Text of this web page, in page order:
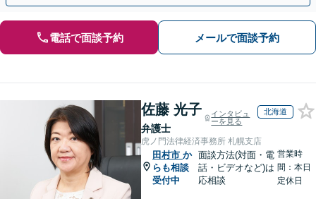
電話で面談予約 メールで面談予約
佐藤 光子
弁護士
インタビュ
ーを見る
北海道
虎ノ門法律経済事務所 札幌支店
田村市 か
らも相談
受付中
面談方法(対面・電
話・ビデオなど)は
応相談
営業時
間：本日
定休日